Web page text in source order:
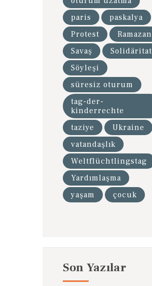
paris
paskalya
Protest
Ramazan
Savaş
Solidäritat
Söyleşi
süresiz oturum
tag-der-
kinderrechte
taziye
Ukraine
vatandaşlık
Weltflüchtlingstag
Yardımlaşma
yaşam
çocuk
Son Yazılar